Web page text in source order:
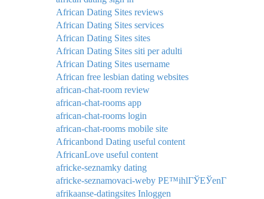
African Dating Sites reviews
African Dating Sites services
African Dating Sites sites
African Dating Sites siti per adulti
African Dating Sites username
African free lesbian dating websites
african-chat-room review
african-chat-rooms app
african-chat-rooms login
african-chat-rooms mobile site
Africanbond Dating useful content
AfricanLove useful content
africke-seznamky dating
africke-seznamovaci-weby PЕ™ihlГЎЕЎenГ­
afrikaanse-datingsites Inloggen